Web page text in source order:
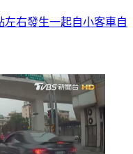
左右發生一起自小客車自